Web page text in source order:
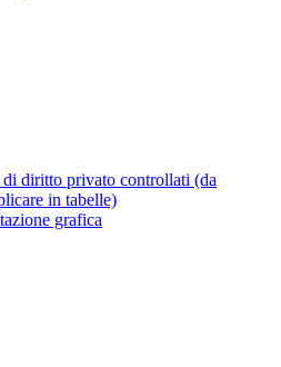
diritto privato controllati (da
in tabelle)
grafica